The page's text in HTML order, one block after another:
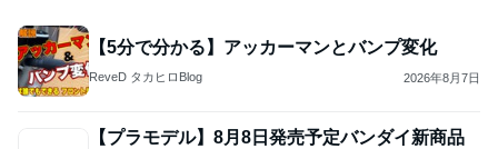
【5分で分かる】アッカーマンとバンプ変化
ReveD タカヒロBlog 2026年8月7日
【プラモデル】8月8日発売予定バンダイ新商品